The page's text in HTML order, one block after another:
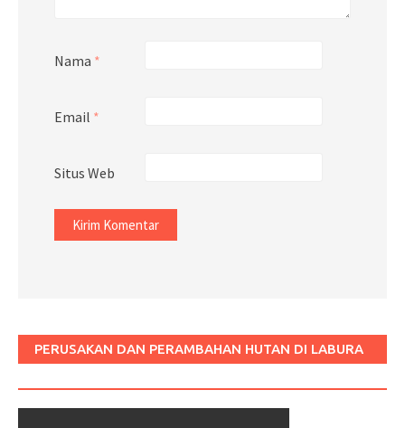
Nama *
Email *
Situs Web
PERUSAKAN DAN PERAMBAHAN HUTAN DI LABURA